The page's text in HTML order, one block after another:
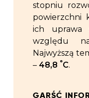
stopniu
powierzchni
ich uprawa
względu
Najwyższą
– 48,8 °C.
GARŚĆ